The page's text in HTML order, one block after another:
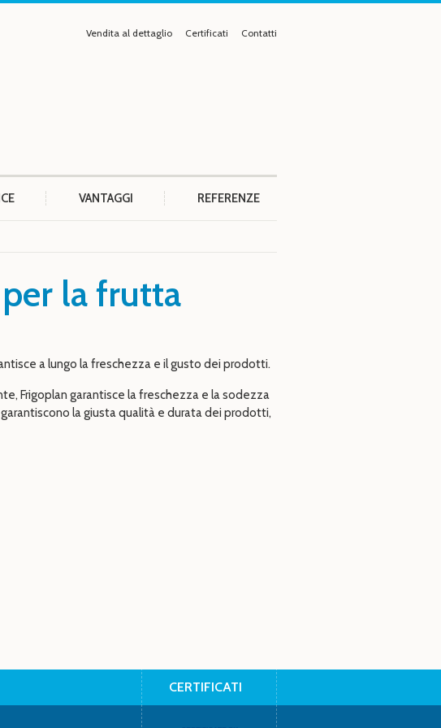
VANTAGGI REFERENZE
Contatti
Certificati
Vendita al dettaglio
la frutta
a lungo la freschezza e il gusto dei prodotti.
Frigoplan garantisce la freschezza e la sodezza
la giusta qualità e durata dei prodotti,
CERTIFICATI